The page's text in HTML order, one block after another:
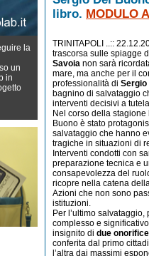
la
un
in
libro. MODULO
TRINITAPOLI ..::
trascorsa sulle spiagge
Savoia non sarà
mare, ma anche per il
professionalità di Sergio
bagnino di salvataggio
interventi decisivi a
Nel corso della stagione
Buono è stato
salvataggio che hanno
tragiche in situazioni di
Interventi condotti con
preparazione tecnica e
consapevolezza del
ricopre nella catena
Azioni che non sono
istituzioni.
Per l’ultimo salvataggio,
complesso e
insignito di due
conferita dal primo
l’altra dai massimi